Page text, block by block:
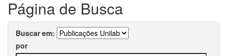
Página de Busca
Buscar em:
por